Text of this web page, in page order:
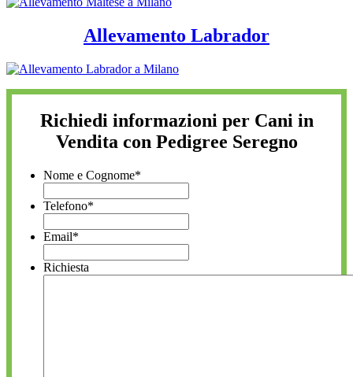
Allevamento Labrador
Richiedi informazioni per Cani in
Vendita con Pedigree Seregno
Nome e Cognome*
Telefono*
Email*
Richiesta